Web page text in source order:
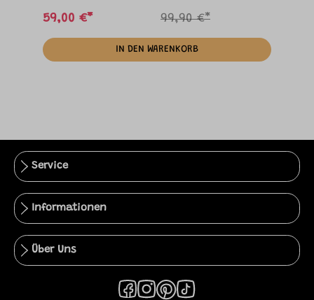
59,00 €* 99,90 €*
IN DEN WARENKORB
Service
Informationen
Über Uns